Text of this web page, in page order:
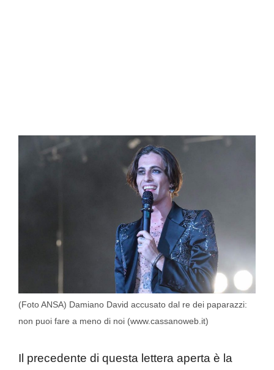
(Foto ANSA) Damiano David accusato dal re dei paparazzi:
non puoi fare a meno di noi (www.cassanoweb.it)
Il precedente di questa lettera aperta è la